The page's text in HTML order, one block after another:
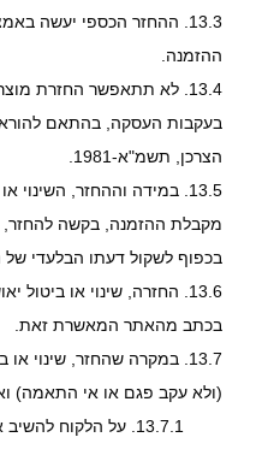
13.3.
ההחזר הכספי יעשה
ההזמנה.
13.4. לא תתאפשר החזרת
הצרכן, תשמ"א-1981.
13.5.
מקבלת ההזמנה, בקשה להחזר,
בכפוף לשקול דעתו הבלעדי של
13.6.
החזרה, שינוי או ביטול
בכתב מהאתר המאשרת זאת.
13.7. במקרה שהחזר, שינוי או
(ולא עקב פגם או אי התאמה)
על הלקוח